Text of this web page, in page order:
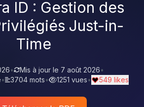
ID : Gestion des
Just-in-
Time
• Mis à jour le 7 août 2026•
• 3704 mots• 1251 vues• 549 likes